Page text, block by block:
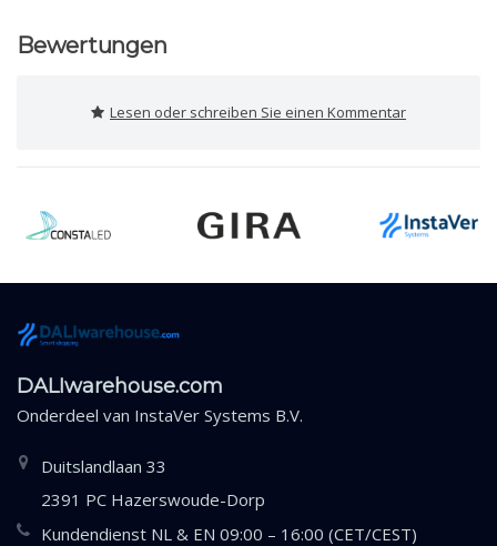
Bewertungen
Lesen oder schreiben Sie einen Kommentar
DALIwarehouse.com
Onderdeel van InstaVer Systems B.V.
Duitslandlaan 33
2391 PC Hazerswoude-Dorp
Kundendienst NL & EN 09:00 – 16:00 (CET/CEST)